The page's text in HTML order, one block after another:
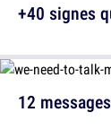
12
+40 signes